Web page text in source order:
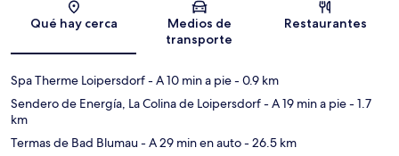
Sección del mapa
Qué hay cerca
Medios de
transporte
Restaurantes
Spa Therme Loipersdorf- A 10 min a pie- 0.9 km
Sendero de Energía, La Colina de Loipersdorf- A 19 min a pie- 1.7
km
Termas de Bad Blumau- A 29 min en auto- 26.5 km